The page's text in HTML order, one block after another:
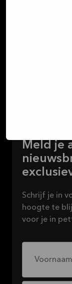
Inloggen
Meld je
Schrijf je in
hoogte te
voor je in
Voornaam